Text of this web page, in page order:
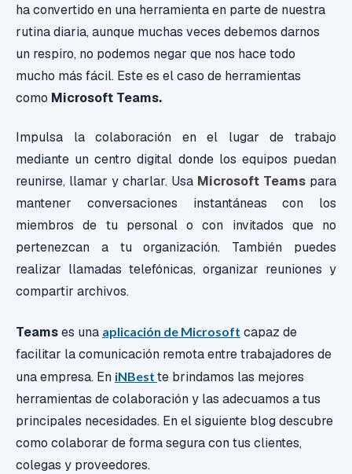
ha convertido en una herramienta en parte de nuestra
rutina diaria, aunque muchas veces debemos darnos
un respiro, no podemos negar que nos hace todo
mucho más fácil. Este es el caso de herramientas
como Microsoft Teams.
Impulsa la colaboración en el lugar de trabajo
mediante un centro digital donde los equipos puedan
reunirse, llamar y charlar. Usa Microsoft Teams para
mantener conversaciones instantáneas con los
miembros de tu personal o con invitados que no
pertenezcan a tu organización. También puedes
realizar llamadas telefónicas, organizar reuniones y
compartir archivos.
Teamses una aplicación de Microsoft capaz de
facilitar la comunicación remota entre trabajadores de
una empresa. En iNBest te brindamos las mejores
herramientas de colaboración y las adecuamos a tus
principales necesidades. En el siguiente blog descubre
como colaborar de forma segura con tus clientes,
colegas y proveedores.